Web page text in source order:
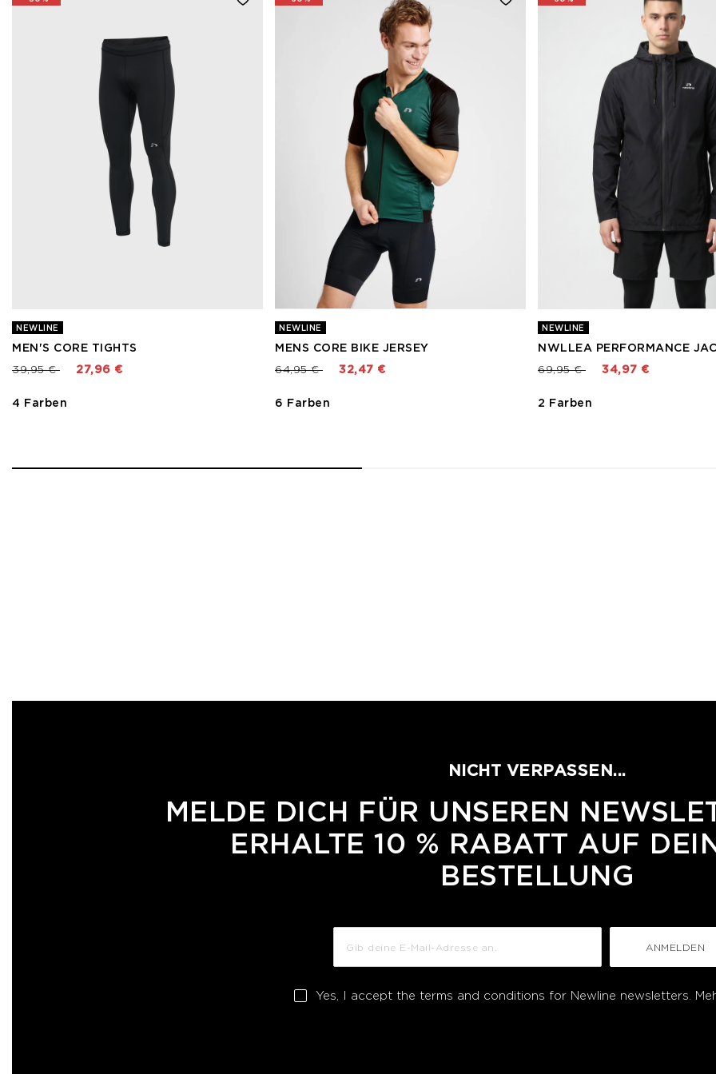
NEWLINE
MEN'S CORE TIGHTS
Preis reduziert von
39,95 €bis 27,96 €
4 Farben
NEWLINE
MENS CORE BIKE JERSEY
Preis reduziert von
64,95 €bis 32,47 €
6 Farben
NEWLINE
NWLLEA PERFORMANCE
Preis reduziert von
69,95 €bis 34,97 €
2 Farben
NICHT VERPASSEN...
MELDE DICH FÜR UNSEREN
ERHALTE 10 % RABATT AUF
BESTELLUNG
ANMELDEN
Yes, I accept the terms and conditions for Newline newsletters.